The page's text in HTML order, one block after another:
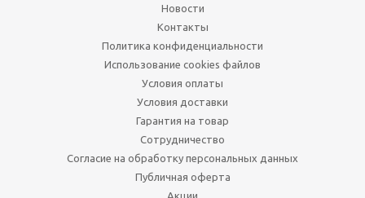
Новости
Контакты
Политика конфиденциальности
Использование cookies файлов
Условия оплаты
Условия доставки
Гарантия на товар
Сотрудничество
Согласие на обработку персональных данных
Публичная оферта
Акции